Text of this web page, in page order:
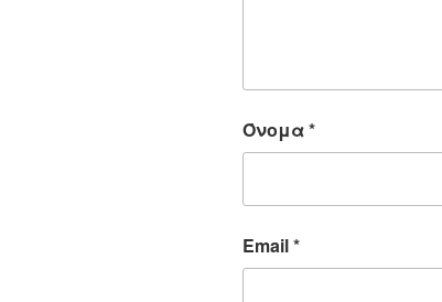
Όνομα*
Email*